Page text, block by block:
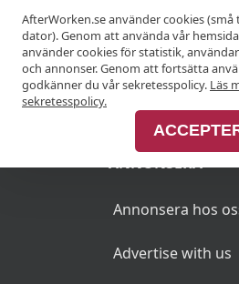
KRÖGARE
Anslut din
ANNONSERA
Annonsera hos
Advertise with us
AfterWorken.se använder cookies
dator). Genom att använda vår
använder cookies för statistik,
och annonser. Genom att fortsätta
godkänner du vår sekretesspolicy. Läs
sekretesspolicy.